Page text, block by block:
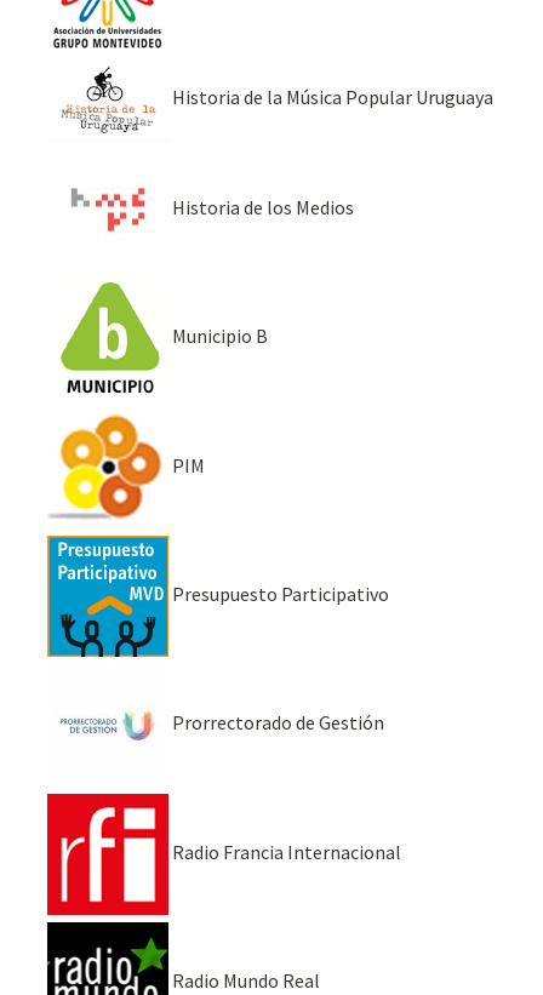
Historia de la Música Popular Uruguaya
Historia de los Medios
Municipio B
PIM
Presupuesto Participativo
Prorrectorado de Gestión
Radio Francia Internacional
Radio Mundo Real